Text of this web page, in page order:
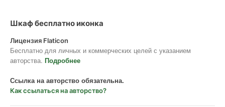
Шкаф бесплатно иконка
Лицензия Flaticon
Бесплатно для личных и коммерческих целей с указанием
авторства. Подробнее
Ссылка на авторство обязательна.
Как ссылаться на авторство?